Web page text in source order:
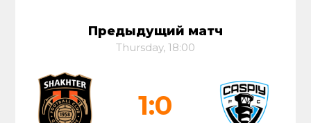
Предыдущий матч
Thursday, 18:00
1:0